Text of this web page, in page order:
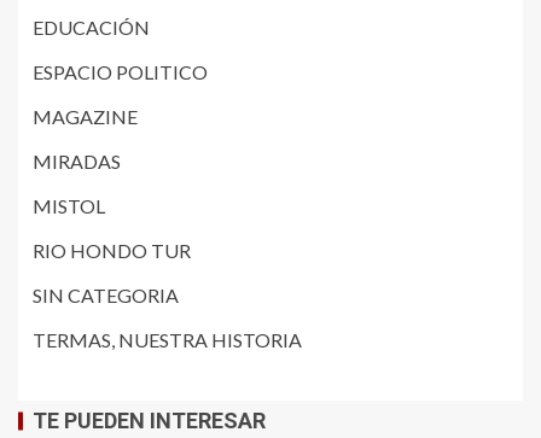
EDUCACIÓN
ESPACIO POLITICO
MAGAZINE
MIRADAS
MISTOL
RIO HONDO TUR
SIN CATEGORIA
TERMAS, NUESTRA HISTORIA
TE PUEDEN INTERESAR